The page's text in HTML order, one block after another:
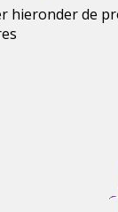
hieronder de